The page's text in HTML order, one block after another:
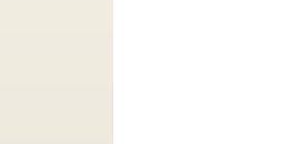
📱 Apple
199€ +
34,99€ mtl.
80GB für